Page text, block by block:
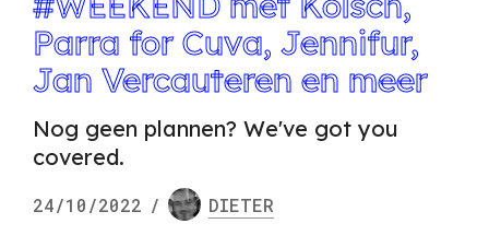
Parra for Cuva, Jennifur,
Jan Vercauteren en meer
Nog geen plannen? We've got you
covered.
24/10/2022 / DIETER